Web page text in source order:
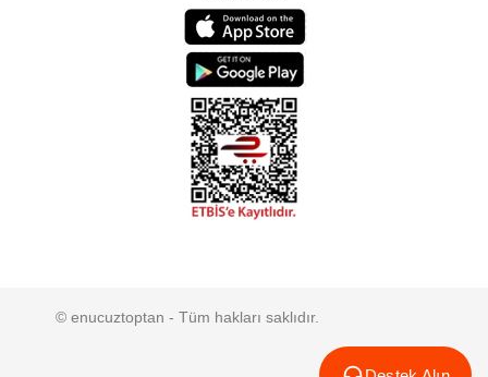
© enucuztoptan - Tüm hakları saklıdır.